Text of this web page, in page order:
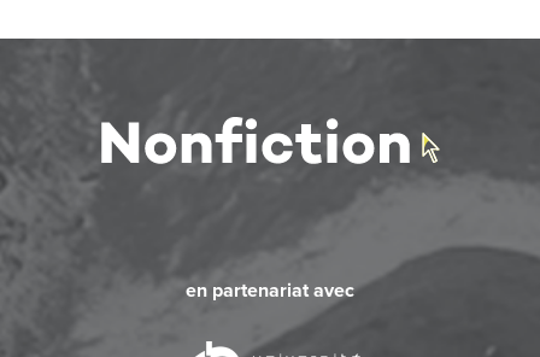
en partenariat avec